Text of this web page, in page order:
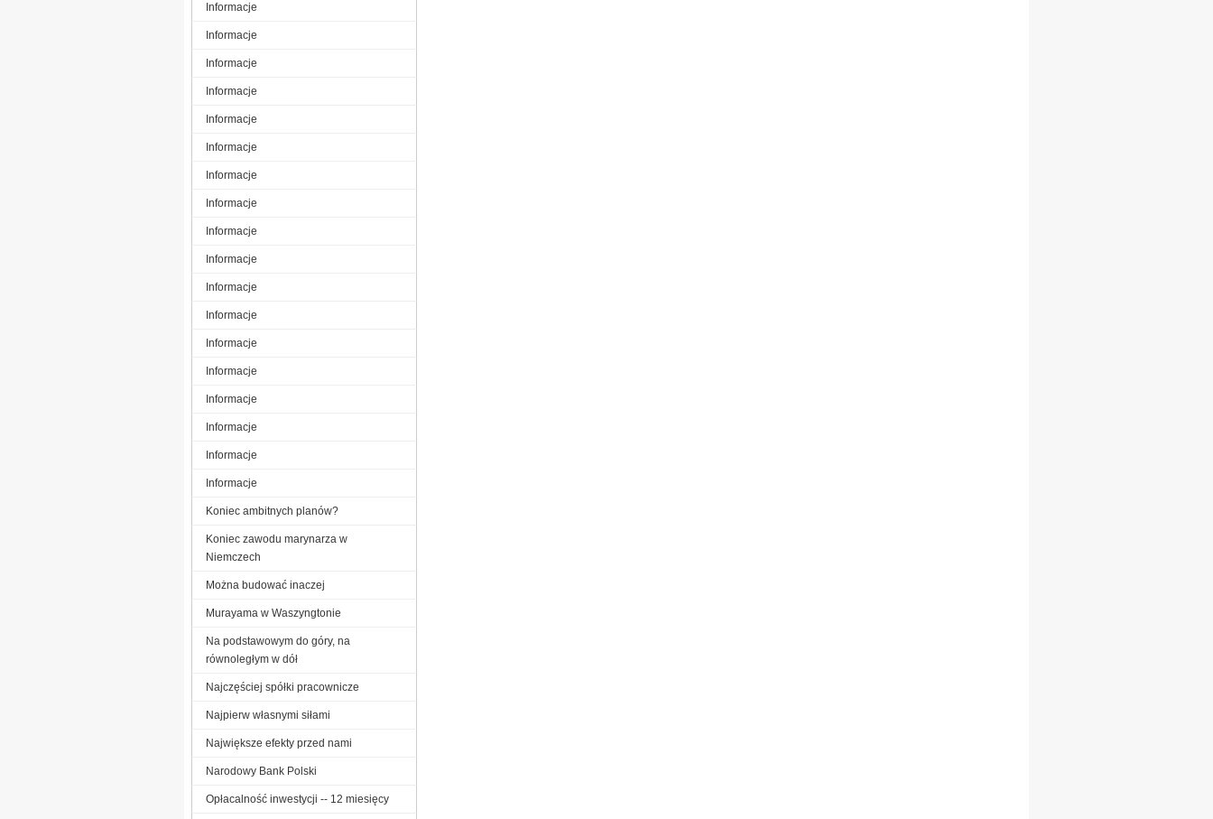
Informacje
Informacje
Informacje
Informacje
Informacje
Informacje
Informacje
Informacje
Informacje
Informacje
Informacje
Informacje
Informacje
Informacje
Informacje
Informacje
Informacje
Informacje
Koniec ambitnych planów?
Koniec zawodu marynarza w
Niemczech
Można budować inaczej
Murayama w Waszyngtonie
Na podstawowym do góry, na
równoległym w dół
Najczęściej spółki pracownicze
Najpierw własnymi siłami
Największe efekty przed nami
Narodowy Bank Polski
Opłacalność inwestycji -- 12 miesięcy